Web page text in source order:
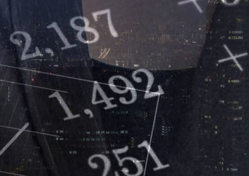
資料